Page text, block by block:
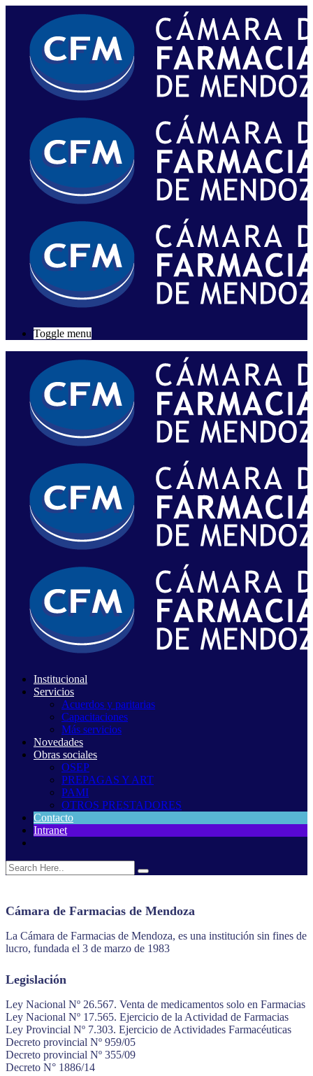
Toggle menu
Institucional
Servicios
Acuerdos y paritarias
Capacitaciones
Más servicios
Novedades
Obras sociales
OSEP
PREPAGAS Y ART
PAMI
OTROS PRESTADORES
Contacto
Intranet
Cámara de Farmacias de Mendoza
La Cámara de Farmacias de Mendoza, es una institución sin fines de
lucro, fundada el 3 de marzo de 1983
Legislación
Ley Nacional Nº 26.567. Venta de medicamentos solo en Farmacias
Ley Nacional Nº 17.565. Ejercicio de la Actividad de Farmacias
Ley Provincial Nº 7.303. Ejercicio de Actividades Farmacéuticas
Decreto provincial Nº 959/05
Decreto provincial Nº 355/09
Decreto N° 1886/14